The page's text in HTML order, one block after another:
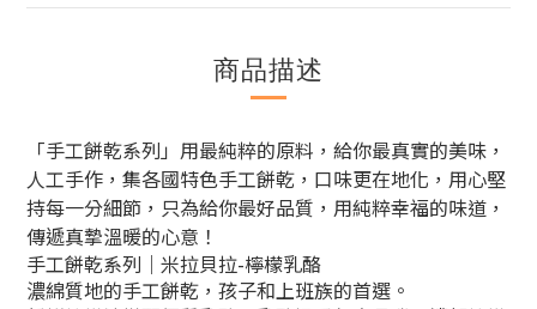
商品描述
「手工餅乾系列」用最純粹的原料，給你最真實的美味，
人工手作，集各國特色手工餅乾，口味更在地化，用心堅
持每一分細節，只為給你最好品質，用純粹幸福的味道，
傳遞真摯溫暖的心意！
手工餅乾系列｜米拉貝拉-檸檬乳酪
濃綿質地的手工餅乾，孩子和上班族的首選。